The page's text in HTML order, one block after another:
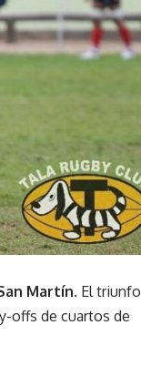
Martín. El triunfo
offs de cuartos de